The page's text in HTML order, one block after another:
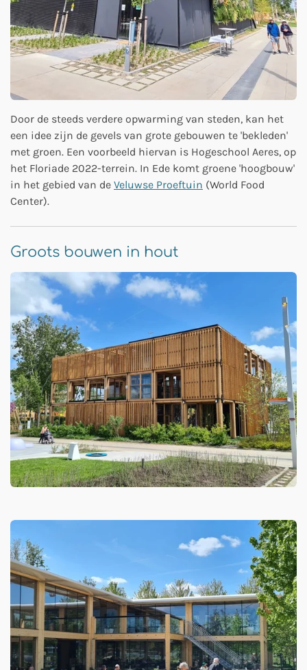
Door de steeds verdere opwarming van steden, kan het
een idee zijn de gevels van grote gebouwen te 'bekleden'
met groen. Een voorbeeld hiervan is Hogeschool Aeres, op
het Floriade 2022-terrein. In Ede komt groene 'hoogbouw'
in het gebied van de Veluwse Proeftuin (World Food
Center).
Groots bouwen in hout